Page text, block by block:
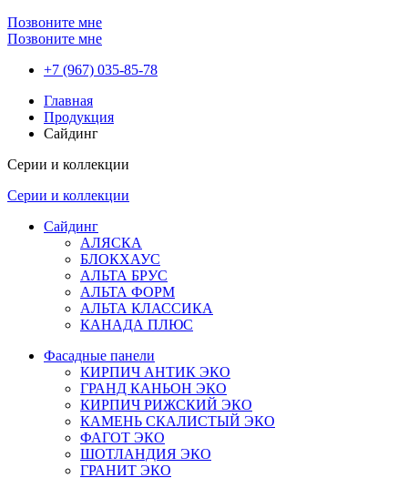
Позвоните мне
Позвоните мне
+7 (967) 035-85-78
Главная
Продукция
Сайдинг
Серии и коллекции
Серии и коллекции
Сайдинг
АЛЯСКА
БЛОКХАУС
АЛЬТА БРУС
АЛЬТА ФОРМ
АЛЬТА КЛАССИКА
КАНАДА ПЛЮС
Фасадные панели
КИРПИЧ АНТИК ЭКО
ГРАНД КАНЬОН ЭКО
КИРПИЧ РИЖСКИЙ ЭКО
КАМЕНЬ СКАЛИСТЫЙ ЭКО
ФАГОТ ЭКО
ШОТЛАНДИЯ ЭКО
ГРАНИТ ЭКО